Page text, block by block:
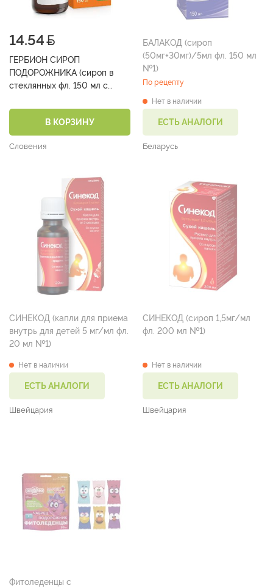
14.54
ГЕРБИОН СИРОП
ПОДОРОЖНИКА (сироп в
стеклянных фл. 150 мл с
В КОРЗИНУ
Словения
БАЛАКОД (сироп
(50мг+30мг)/5мл фл. 150 мл
№1)
По рецепту
Нет в наличии
ЕСТЬ АНАЛОГИ
Беларусь
СИНЕКОД (капли для приема
внутрь для детей 5 мг/мл фл.
20 мл №1)
Нет в наличии
ЕСТЬ АНАЛОГИ
Швейцария
СИНЕКОД (сироп 1,5мг/мл
фл. 200 мл №1)
Нет в наличии
ЕСТЬ АНАЛОГИ
Швейцария
Фитоледенцы с